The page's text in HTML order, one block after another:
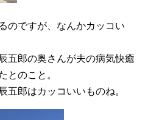
のですが、なんかカッコい
五郎の奥さんが夫の病気快癒
とのこと。
五郎はカッコいいものね。